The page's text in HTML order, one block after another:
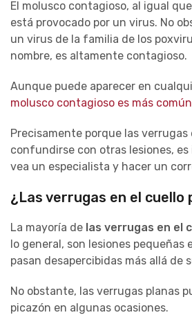
El molusco contagioso, al igual
está provocado por un virus. No
un virus de la familia de los
nombre, es altamente contagioso.
Aunque puede aparecer en
molusco contagioso es más
Precisamente porque las verrugas
confundirse con otras lesiones,
vea un especialista y hacer un
¿Las verrugas en el cuello
La mayoría de las verrugas en el
lo general, son lesiones pequeñas
pasan desapercibidas más allá de
No obstante, las verrugas planas
picazón en algunas ocasiones.